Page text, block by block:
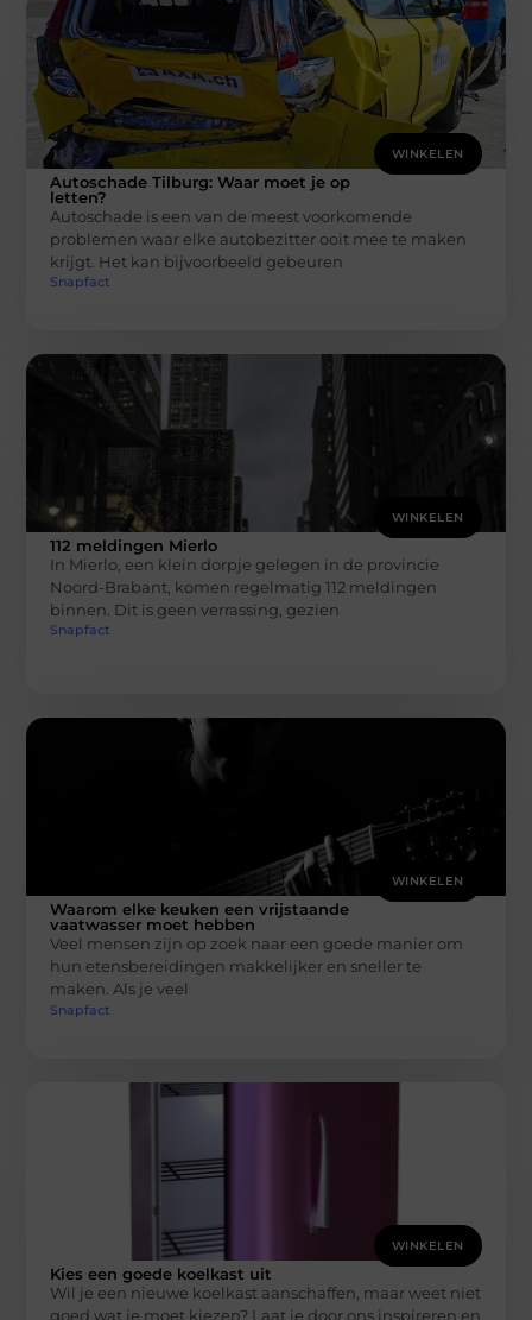
WINKELEN
Autoschade Tilburg: Waar moet je op
letten?
Autoschade is een van de meest voorkomende
problemen waar elke autobezitter ooit mee te maken
krijgt. Het kan bijvoorbeeld gebeuren
Snapfact
WINKELEN
112 meldingen Mierlo
In Mierlo, een klein dorpje gelegen in de provincie
Noord-Brabant, komen regelmatig 112 meldingen
binnen. Dit is geen verrassing, gezien
Snapfact
WINKELEN
Waarom elke keuken een vrijstaande
vaatwasser moet hebben
Veel mensen zijn op zoek naar een goede manier om
hun etensbereidingen makkelijker en sneller te
maken. Als je veel
Snapfact
WINKELEN
Kies een goede koelkast uit
Wil je een nieuwe koelkast aanschaffen, maar weet niet
goed wat je moet kiezen? Laat je door ons inspireren en